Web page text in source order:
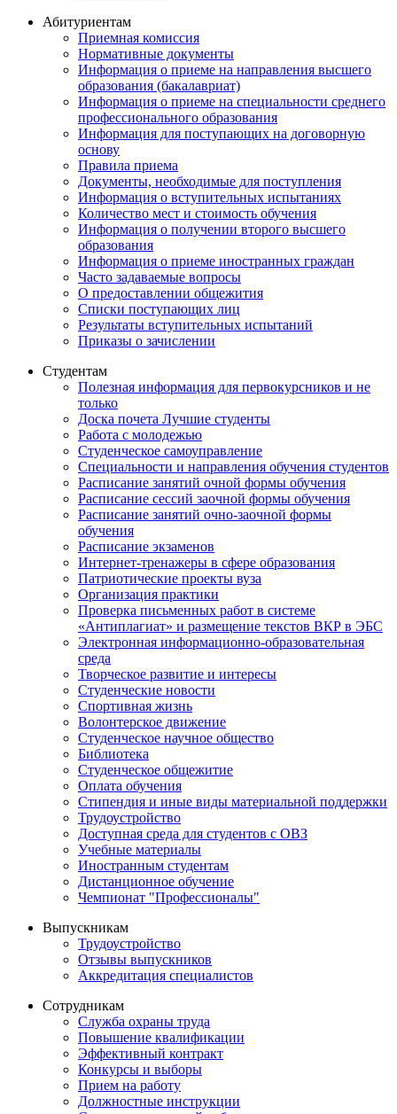
Абитуриентам
Приемная комиссия
Нормативные документы
Информация о приеме на направления высшего
образования (бакалавриат)
Информация о приеме на специальности среднего
профессионального образования
Информация для поступающих на договорную
основу
Правила приема
Документы, необходимые для поступления
Информация о вступительных испытаниях
Количество мест и стоимость обучения
Информация о получении второго высшего
образования
Информация о приеме иностранных граждан
Часто задаваемые вопросы
О предоставлении общежития
Списки поступающих лиц
Результаты вступительных испытаний
Приказы о зачислении
Студентам
Полезная информация для первокурсников и не
только
Доска почета Лучшие студенты
Работа с молодежью
Студенческое самоуправление
Специальности и направления обучения студентов
Расписание занятий очной формы обучения
Расписание сессий заочной формы обучения
Расписание занятий очно-заочной формы
обучения
Расписание экзаменов
Интернет-тренажеры в сфере образования
Патриотические проекты вуза
Организация практики
Проверка письменных работ в системе
«Антиплагиат» и размещение текстов ВКР в ЭБС
Электронная информационно-образовательная
среда
Творческое развитие и интересы
Студенческие новости
Спортивная жизнь
Волонтерское движение
Студенческое научное общество
Библиотека
Студенческое общежитие
Оплата обучения
Стипендия и иные виды материальной поддержки
Трудоустройство
Доступная среда для студентов с ОВЗ
Учебные материалы
Иностранным студентам
Дистанционное обучение
Чемпионат "Профессионалы"
Выпускникам
Трудоустройство
Отзывы выпускников
Аккредитация специалистов
Сотрудникам
Служба охраны труда
Повышение квалификации
Эффективный контракт
Конкурсы и выборы
Прием на работу
Должностные инструкции